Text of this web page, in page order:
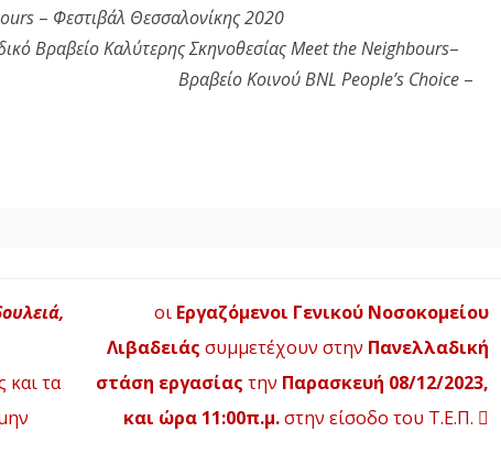
Λ
– Φεστιβάλ Θεσσαλονίκης 2020
Βραβείο Καλύτερης Σκηνοθεσίας Meet the Neighbours–
Βραβείο Κοινού BNL People’s Choice –
και τα
οι Εργαζόμενοι Γενικού Νοσοκομείου
Λιβαδειάς συμμετέχουν στην Πανελλαδική
στάση εργασίας την Παρασκευή 08/12/2023,
και ώρα 11:00π.μ.στην είσοδο του Τ.Ε.Π.